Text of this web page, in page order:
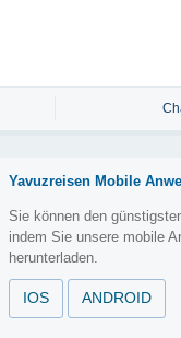
Yavuzreisen Mobile
Sie können den
indem Sie unsere mobile
herunterladen.
IOS ANDROID